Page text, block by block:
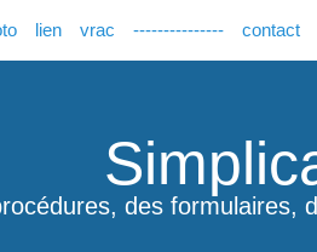
lien vrac --------------- contact
des formulaires,